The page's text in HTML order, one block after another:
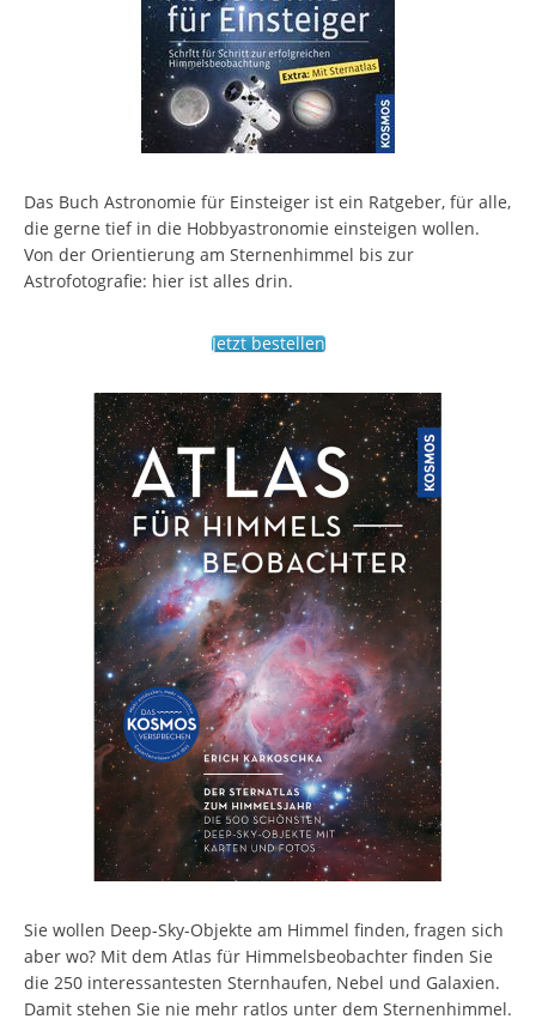
Das Buch Astronomie für Einsteiger ist ein Ratgeber, für alle,
die gerne tief in die Hobbyastronomie einsteigen wollen.
Von der Orientierung am Sternenhimmel bis zur
Astrofotografie: hier ist alles drin.
Jetzt bestellen
Sie wollen Deep-Sky-Objekte am Himmel finden, fragen sich
aber wo? Mit dem Atlas für Himmelsbeobachter finden Sie
die 250 interessantesten Sternhaufen, Nebel und Galaxien.
Damit stehen Sie nie mehr ratlos unter dem Sternenhimmel.